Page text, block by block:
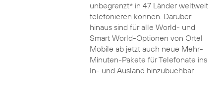
unbegrenzt* in 47 Länder weltweit
telefonieren können. Darüber
hinaus sind für alle World- und
Smart World-Optionen von Ortel
Mobile ab jetzt auch neue Mehr-
Minuten-Pakete für Telefonate ins
In- und Ausland hinzubuchbar.